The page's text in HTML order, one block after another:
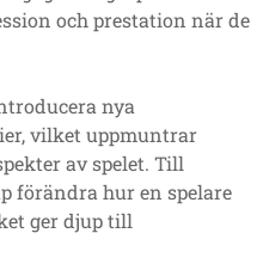
och prestation när de
nya
vilket uppmuntrar
av spelet. Till
förändra hur en spelare
ger djup till